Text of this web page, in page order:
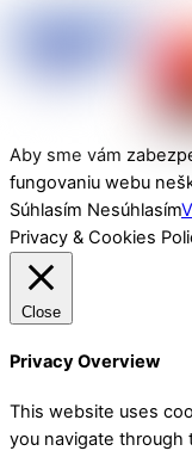
Aby sme vám
fungovaniu webu
Súhlasím Nesúhlasím
Privacy & Cookies
Close
Privacy Overview
This website uses
you navigate